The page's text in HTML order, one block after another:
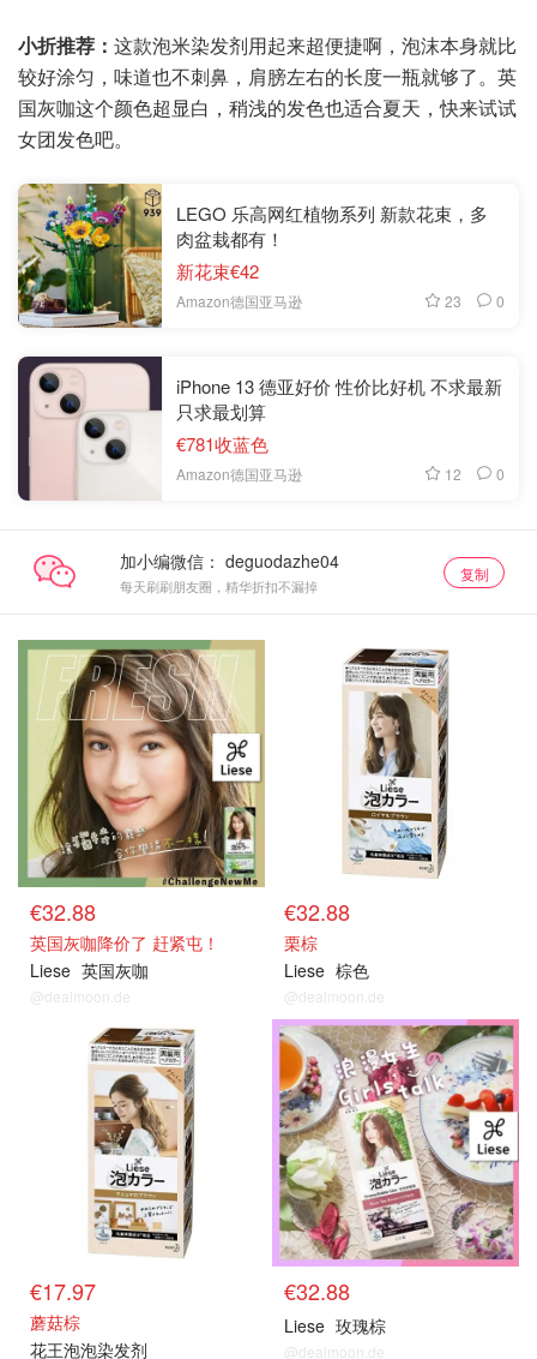
小折推荐： 这款泡米染发剂用起来超便捷啊，泡沫本身就比
较好涂匀，味道也不刺鼻，肩膀左右的长度一瓶就够了。英
国灰咖这个颜色超显白，稍浅的发色也适合夏天，快来试试
女团发色吧。
LEGO 乐高网红植物系列 新款花束，多
肉盆栽都有！
新花束€42
Amazon德国亚马逊 23 0
iPhone 13 德亚好价 性价比好机 不求最新
只求最划算
€781收蓝色
Amazon德国亚马逊 12 0
加小编微信：
每天刷刷朋友圈，精华折扣不漏掉
复制
€32.88
英国灰咖降价了 赶紧屯！
Liese 英国灰咖
@dealmoon.de
€32.88
栗棕
Liese 棕色
@dealmoon.de
€17.97
蘑菇棕
花王泡泡染发剂
€32.88
Liese 玫瑰棕
@dealmoon.de